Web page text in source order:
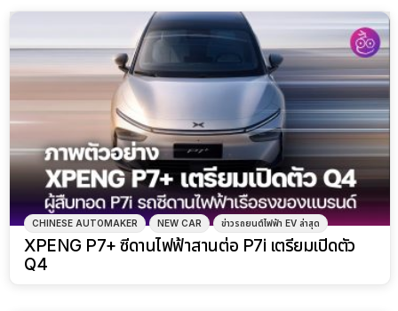
CHINESE AUTOMAKER NEW CAR ข่าวรถยนต์ไฟฟ้า EV ล่าสุด
XPENG P7+ ซีดานไฟฟ้าสานต่อ P7i เตรียมเปิดตัว
Q4